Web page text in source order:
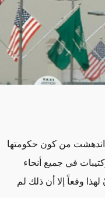
مرة، اندهشت من كون حكومتها
في جميع أنحاء
وقعاً إلا أن ذلك لم